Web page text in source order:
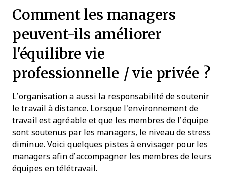
Comment les managers
peuvent-ils améliorer
l'équilibre vie
professionnelle / vie privée ?
L’organisation a aussi la responsabilité de soutenir
le travail à distance. Lorsque l’environnement de
travail est agréable et que les membres de l’équipe
sont soutenus par les managers, le niveau de stress
diminue. Voici quelques pistes à envisager pour les
managers afin d’accompagner les membres de leurs
équipes en télétravail.